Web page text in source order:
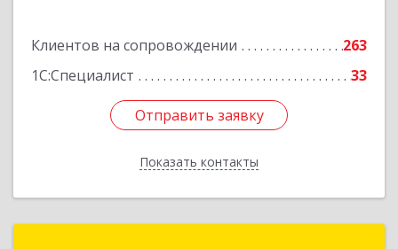
Клиентов на сопровождении
263
1С:Специалист
33
Отправить заявку
Показать контакты
Отправить заявку
Назад